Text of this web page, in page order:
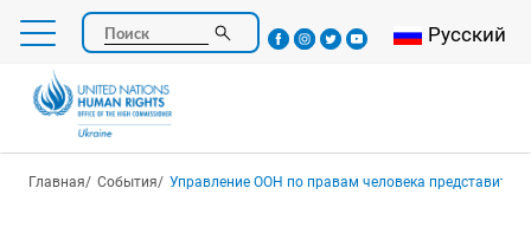
Перейти
основному
содержанию
Поиск Select your
Русский
Строка навигации
Главная События Управление ООН по правам человека представит новый